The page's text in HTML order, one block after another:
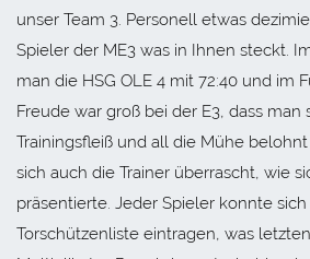
unser Team 3. Personell etwas
Spieler der ME3 was in Ihnen steckt.
man die HSG OLE 4 mit 72:40 und im
Freude war groß bei der E3, dass man
Trainingsfleiß und all die Mühe
sich auch die Trainer überrascht, wie
präsentierte. Jeder Spieler konnte
Torschützenliste eintragen, was